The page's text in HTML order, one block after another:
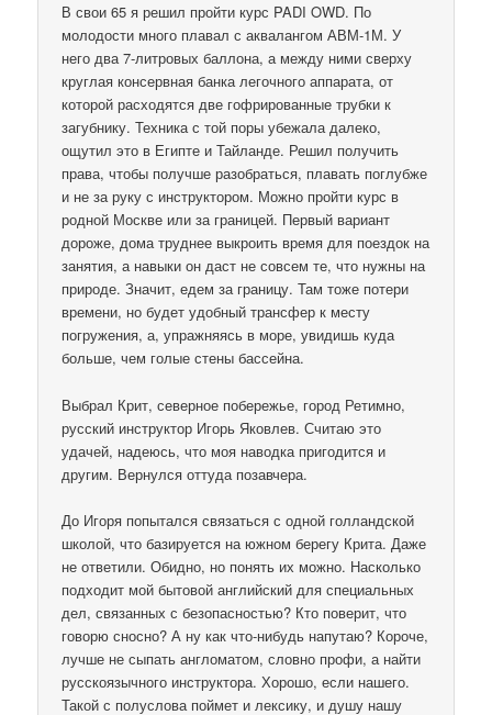
В свои 65 я решил пройти курс PADI OWD. По
молодости много плавал с аквалангом АВМ-1М. У
него два 7-литровых баллона, а между ними сверху
круглая консервная банка легочного аппарата, от
которой расходятся две гофрированные трубки к
загубнику. Техника с той поры убежала далеко,
ощутил это в Египте и Тайланде. Решил получить
права, чтобы получше разобраться, плавать поглубже
и не за руку с инструктором. Можно пройти курс в
родной Москве или за границей. Первый вариант
дороже, дома труднее выкроить время для поездок на
занятия, а навыки он даст не совсем те, что нужны на
природе. Значит, едем за границу. Там тоже потери
времени, но будет удобный трансфер к месту
погружения, а, упражняясь в море, увидишь куда
больше, чем голые стены бассейна.
Выбрал Крит, северное побережье, город Ретимно,
русский инструктор Игорь Яковлев. Считаю это
удачей, надеюсь, что моя наводка пригодится и
другим. Вернулся оттуда позавчера.
До Игоря попытался связаться с одной голландской
школой, что базируется на южном берегу Крита. Даже
не ответили. Обидно, но понять их можно. Насколько
подходит мой бытовой английский для специальных
дел, связанных с безопасностью? Кто поверит, что
говорю сносно? А ну как что-нибудь напутаю? Короче,
лучше не сыпать англоматом, словно профи, а найти
русскоязычного инструктора. Хорошо, если нашего.
Такой с полуслова поймет и лексику, и душу нашу